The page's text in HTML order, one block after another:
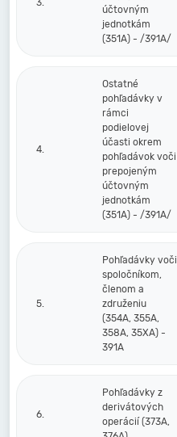
3.
účtovným
jednotkám
(351A) - /391A/
4.
Ostatné
pohľadávky v
rámci
podielovej
účasti okrem
pohľadávok voči
prepojeným
účtovným
jednotkám
(351A) - /391A/
5.
Pohľadávky voči
spoločníkom,
členom a
združeniu
(354A, 355A,
358A, 35XA) -
391A
6.
Pohľadávky z
derivátových
operácií (373A,